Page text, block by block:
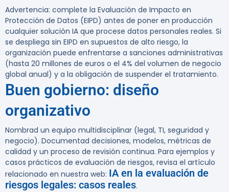
Advertencia: complete la Evaluación de Impacto en
Protección de Datos (EIPD) antes de poner en producción
cualquier solución IA que procese datos personales reales. Si
se despliega sin EIPD en supuestos de alto riesgo, la
organización puede enfrentarse a sanciones administrativas
(hasta 20 millones de euros o el 4% del volumen de negocio
global anual) y a la obligación de suspender el tratamiento.
Buen gobierno: diseño
organizativo
Nombrad un equipo multidisciplinar (legal, TI, seguridad y
negocio). Documentad decisiones, modelos, métricas de
calidad y un proceso de revisión continua. Para ejemplos y
casos prácticos de evaluación de riesgos, revisa el artículo
relacionado en nuestra web: IA en la evaluación de
riesgos legales: casos reales.